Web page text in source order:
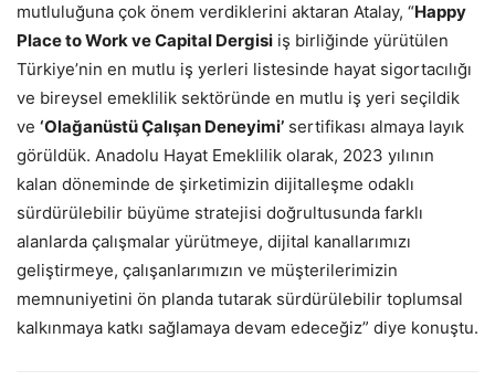
mutluluğuna çok önem verdiklerini aktaran Atalay, “Happy
Place to Work ve Capital Dergisi iş birliğinde yürütülen
Türkiye’nin en mutlu iş yerleri listesinde hayat sigortacılığı
ve bireysel emeklilik sektöründe en mutlu iş yeri seçildik
ve ‘Olağanüstü Çalışan Deneyimi’ sertifikası almaya layık
görüldük. Anadolu Hayat Emeklilik olarak, 2023 yılının
kalan döneminde de şirketimizin dijitalleşme odaklı
sürdürülebilir büyüme stratejisi doğrultusunda farklı
alanlarda çalışmalar yürütmeye, dijital kanallarımızı
geliştirmeye, çalışanlarımızın ve müşterilerimizin
memnuniyetini ön planda tutarak sürdürülebilir toplumsal
kalkınmaya katkı sağlamaya devam edeceğiz” diye konuştu.